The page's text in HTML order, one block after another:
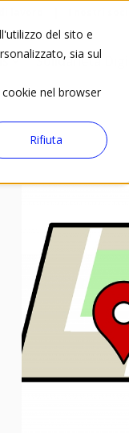
del sito e
sia sul
nel browser
Rifiuta
Solidarietà